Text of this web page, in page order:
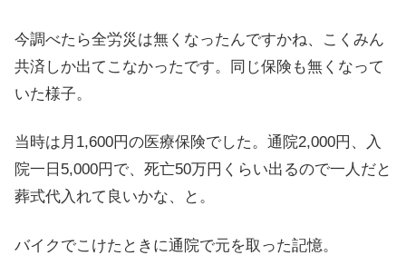
今調べたら全労災は無くなったんですかね、こくみん
共済しか出てこなかったです。同じ保険も無くなって
いた様子。
当時は月1,600円の医療保険でした。通院2,000円、入
院一日5,000円で、死亡50万円くらい出るので一人だと
葬式代入れて良いかな、と。
バイクでこけたときに通院で元を取った記憶。